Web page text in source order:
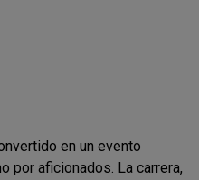
en un evento
por aficionados. La carrera,